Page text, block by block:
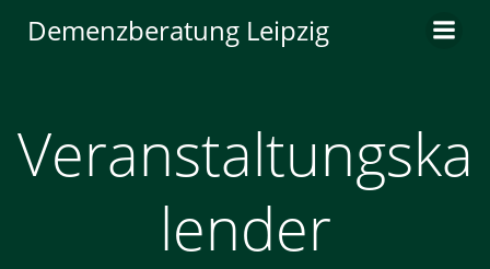
Inhalt
Demenzberatung Leipzig
Veranstaltungska
lender